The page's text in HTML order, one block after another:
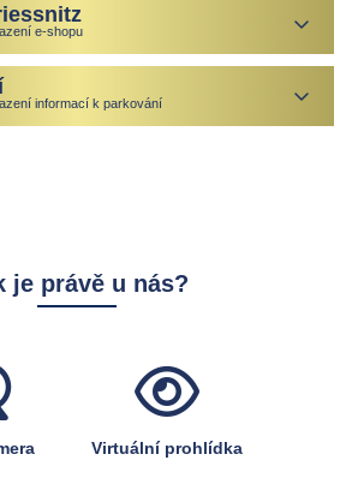
e-shopu
informací k parkování
je právě u nás?
Virtuální prohlídka